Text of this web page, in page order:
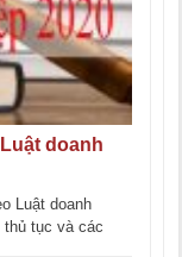
doanh
Luật doanh
thủ tục và các